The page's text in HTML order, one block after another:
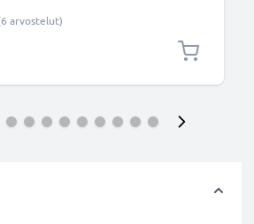
arvostelut)